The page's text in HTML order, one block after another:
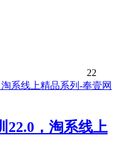
22
22.0，淘系线上